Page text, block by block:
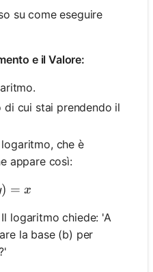
su come eseguire
e il Valore:
di cui stai prendendo il
che è
appare così:
log_b(y) = x
) = x
Il logaritmo chiede: 'A
la base (b) per